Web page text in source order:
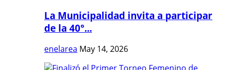
La Municipalidad invita a participar
de la 40°...
enelarea May 14, 2026